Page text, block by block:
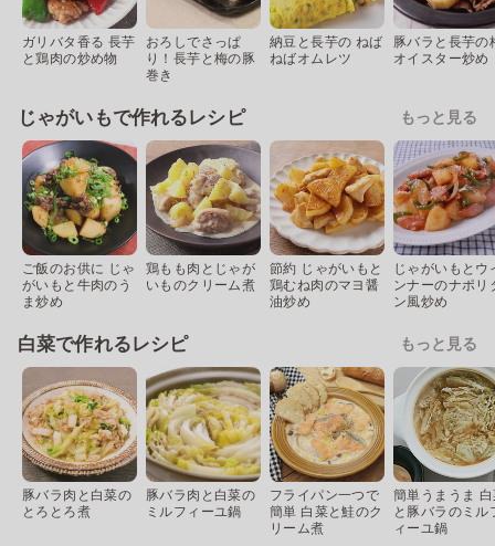
ガリバタ香る 長芋
と鶏肉の炒め物
おろしでさっぱ
り！長芋と梅の豚
巻き
納豆と長芋の ねば
ねばオムレツ
豚バラと長芋の
オイスター炒め
じゃがいもで作れるレシピ もっと見る
ご飯のお供に じゃ
がいもと牛肉のう
ま炒め
鶏もも肉とじゃが
いものクリーム煮
節約 じゃがいもと
鶏むね肉のマヨ醤
油炒め
じゃがいもとウ
ンナーのナポリ
ン風炒め
白菜で作れるレシピ もっと見る
豚バラ肉と白菜の
とろとろ煮
豚バラ肉と白菜の
ミルフィーユ鍋
フライパン一つで
簡単 白菜と鮭のク
リーム煮
簡単うまうま
と豚バラのミル
ィーユ鍋